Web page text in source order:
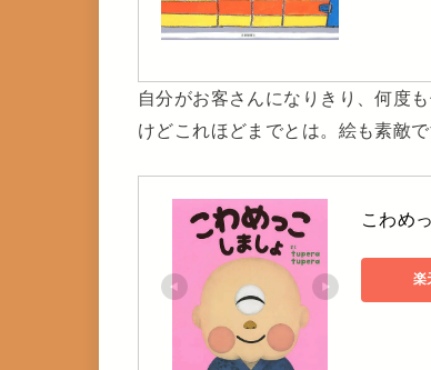
自分がお客さんになりきり、何度
けどこれほどまでとは。絵も素敵で
こわめ
楽